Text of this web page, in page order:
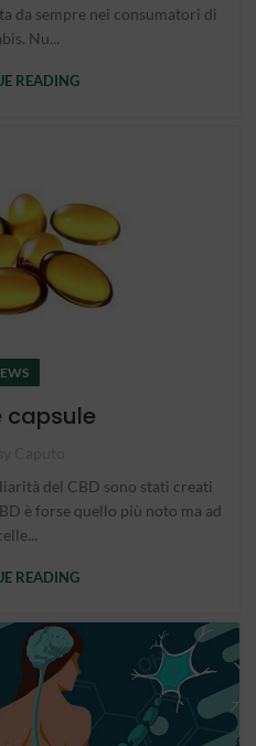
da sempre nei consumatori di
Nu...
READING
capsule
del CBD sono stati creati
è forse quello più noto ma ad
READING